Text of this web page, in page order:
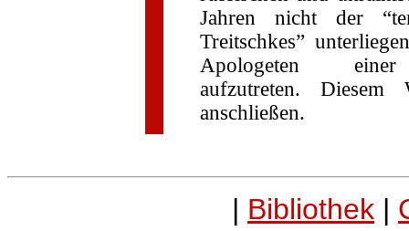
Jahren nicht der
Treitschkes”
Apologeten einer
aufzutreten.
anschließen.
| Bibliothek |